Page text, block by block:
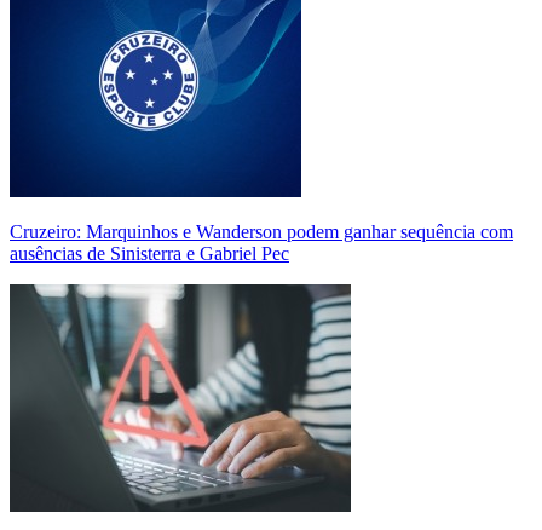
Cruzeiro: Marquinhos e Wanderson podem ganhar sequência com
ausências de Sinisterra e Gabriel Pec